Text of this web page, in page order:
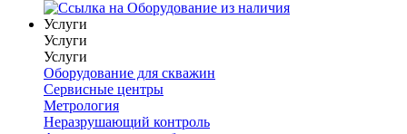
Услуги
Услуги
Услуги
Оборудование для скважин
Сервисные центры
Метрология
Неразрушающий контроль